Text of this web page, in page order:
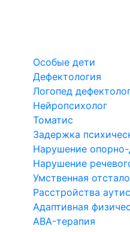
Особые дети
Дефектология
Логопед
Нейропсихолог
Томатис
Задержка
Нарушение опорно-
Нарушение
Умственная
Расстройства
Адаптивная
ABA-терапия